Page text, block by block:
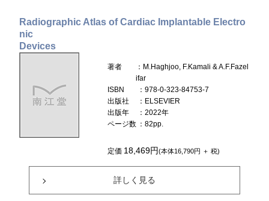
Radiographic Atlas of Cardiac Implantable Electro
nic
Devices
著者
：M.Haghjoo, F.Kamali & A.F.Fazel
ifar
ISBN
：978-0-323-84753-7
出版社
：ELSEVIER
出版年
：2022年
ページ数 ：82pp.
定価 18,469円(本体16,790円 ＋ 税)
詳しく見る